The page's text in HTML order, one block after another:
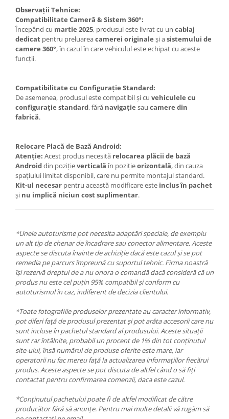
Observații Tehnice:
Compatibilitate Cameră & Sistem 360°:
Începând cu martie 2025, produsul este livrat cu un cablaj
dedicat pentru preluareacamerei originale și asistemului de
camere 360°, în cazul în care vehiculul este echipat cu aceste
funcții.
Compatibilitate cu Configurație Standard:
De asemenea, produsul este compatibil și cu vehiculele cu
configurație standard, fără navigație sau camere din
fabrică.
Relocare Placă de Bază Android:
Atenție: Acest produs necesită relocarea plăcii de bază
Androiddin pozițieverticalăîn pozițieorizontală, din cauza
spațiului limitat disponibil, care nu permite montajul standard.
Kit-ul necesar pentru această modificare este inclus în pachet
și nu implică niciun cost suplimentar.
*Unele autoturisme pot necesita adaptări speciale, de exemplu
un alt tip de chenar de încadrare sau conector alimentare. Aceste
aspecte se discuta înainte de achiziție dacă este cazul și se pot
remedia pe parcurs împreună cu suportul tehnic. Firma noastră
își rezervă dreptul de a nu onora o comandă dacă consideră că un
produs nu este cel puțin 95% compatibil și conform cu
autoturismul în caz, indiferent de decizia clientului.
*Toate fotografiile produselor prezentate au caracter informativ,
pot diferi față de produsul prezentat și pot arăta accesorii care nu
sunt incluse în pachetul standard al produsului. Aceste situații
sunt rar întâlnite, probabil un procent de 1% din tot conținutul
site-ului, însă numărul de produse oferite este mare, iar
operatorii nu fac mereu față la actualizarea informațiilor fiecărui
produs. Aceste aspecte se pot discuta de altfel când o să fiți
contactat pentru confirmarea comenzii, daca este cazul.
*Conținutul pachetului poate fi de altfel modificat de către
producător fără să anunțe. Pentru mai multe detalii vă rugăm să